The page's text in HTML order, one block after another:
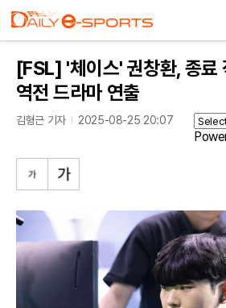
[FSL] '체이스' 권창환, 종료
역전 드라마 연출
김형근 기자 2025-08-25 20:07